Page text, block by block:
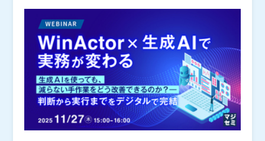
まうと、社内のDX化全般に停滞の影響が出てしまいま
す。
をどのように整理し優先度を明確化すべきかといった評
価手法や導入を着実に進めるために欠かせない要素など
を詳しくご紹介します。 初めてRPAに取り組む担当者で
も「どの業務を選び、どの順番で進めれば失敗しない
か」を理解でき、導入プロジェクトを安定して推進でき
る道筋が見えてきます。
※共催、協賛、協力、講演企業は将来的に追加、削除さ
れる可能性があります。